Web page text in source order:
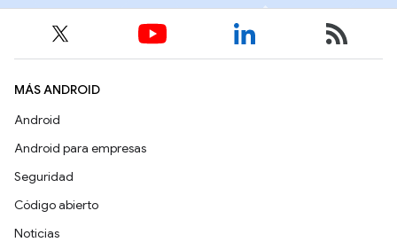
MÁS ANDROID
Android
Android para empresas
Seguridad
Código abierto
Noticias